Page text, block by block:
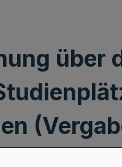
über